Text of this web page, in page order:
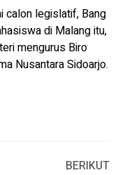
calon legislatif, Bang
di Malang itu,
mengurus Biro
Nusantara Sidoarjo.
BERIKUT